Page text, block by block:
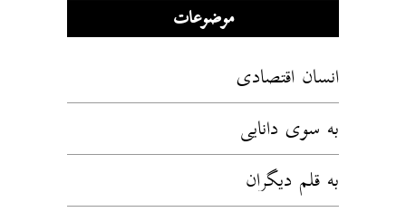
موضوعات
انسان اقتصادی
به سوی دانایی
به قلم دیگران